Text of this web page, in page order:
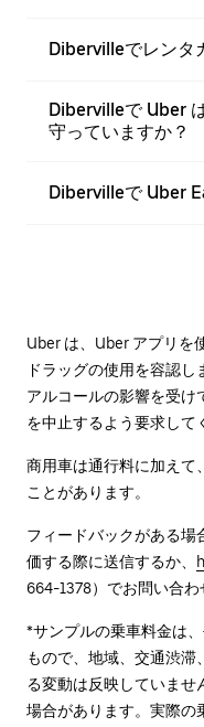
Dibervilleでレンタ
Dibervilleで Uber
守っていますか？
Dibervilleで Uber
Uber は、Uber アプリを
ドラッグの使用を容認
アルコールの影響を受け
を中止するよう要求して
商用車は通行料に加えて
ことがあります。
フィードバックがある場
価する際に送信するか、
664-1378）でお問い合わ
*サンプルの乗車料金は
もので、地域、交通渋滞
る変動は反映していませ
場合があります。実際の